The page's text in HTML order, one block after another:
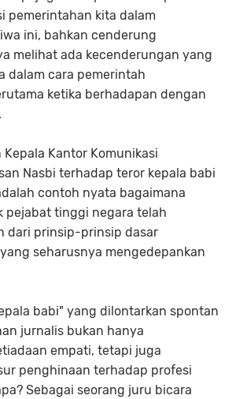
pemerintahan kita dalam
ini, bahkan cenderung
melihat ada kecenderungan yang
dalam cara pemerintah
ketika berhadapan dengan
Kantor Komunikasi
Nasbi terhadap teror kepala babi
contoh nyata bagaimana
pejabat tinggi negara telah
dari prinsip-prinsip dasar
seharusnya mengedepankan
babi" yang dilontarkan spontan
jurnalis bukan hanya
empati, tetapi juga
penghinaan terhadap profesi
Sebagai seorang juru bicara